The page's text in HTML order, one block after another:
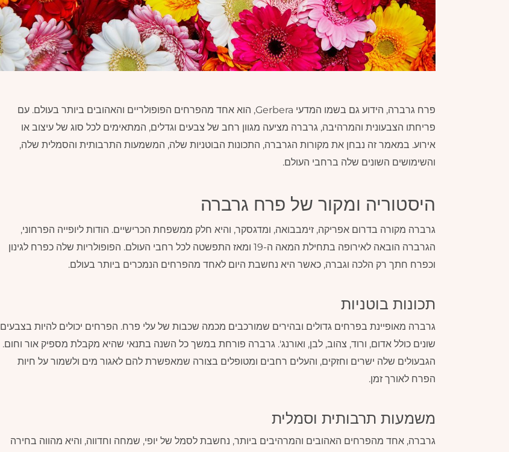
פרח גרברה, הידוע גם בשמו המדעי Gerbera, הוא אחד מהפרחים הפופולריים והאהובים ביותר בעולם. עם
פריחתו הצבעונית והמרהיבה, גרברה מציעה מגוון רחב של צבעים וגדלים, המתאימים לכל סוג של עיצוב או
אירוע. במאמר זה נבחן את מקורות הגרברה, התכונות הבוטניות שלה, המשמעות התרבותית והסמלית שלה,
והשימושים השונים שלה ברחבי העולם.
היסטוריה ומקור של פרח גרברה
גרברה מקורה בדרום אפריקה, זימבבואה, ומדגסקר, והיא חלק ממשפחת הכרישיים. הודות ליופייה הפרחוני,
הגרברה הובאה לאירופה בתחילת המאה ה-19 ומאז התפשטה לכל רחבי העולם. הפופולריות שלה כפרח לגינון
וכפרח חתך רק הלכה וגברה, כאשר היא נחשבת היום לאחד מהפרחים הנמכרים ביותר בעולם.
תכונות בוטניות
גרברה מאופיינת בפרחים גדולים ובהירים שמורכבים מכמה שכבות של עלי פרח. הפרחים יכולים להיות בצבעים
שונים כולל אדום, ורוד, צהוב, לבן, ואורנג'. גרברה פורחת במשך כל השנה בתנאי שהיא מקבלת מספיק אור וחום.
הגבעולים שלה ישרים וחזקים, והעלים רחבים ומטופלים בצורה שמאפשרת להם לאגור מים ולשמור על חיות
הפרח לאורך זמן.
משמעות תרבותית וסמלית
גרברה, אחד מהפרחים האהובים והמרהיבים ביותר, נחשבת לסמל של יופי, שמחה וחדווה, והיא מהווה בחירה